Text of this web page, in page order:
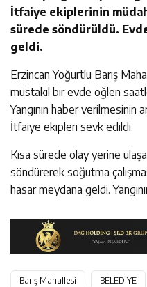
İtfaiye ekiplerinin
sürede söndürüldü.
geldi.
Erzincan Yoğurtlu Barış
müstakil bir evde öğlen
Yangının haber verilmesinin
İtfaiye ekipleri sevk edildi.
Kısa sürede olay yerine
söndürerek soğutma
hasar meydana geldi.
Barış Mahallesi BELEDİYE